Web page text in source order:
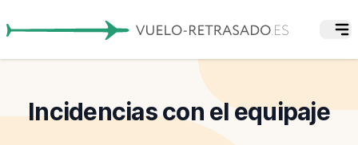
Incidencias con el equipaje